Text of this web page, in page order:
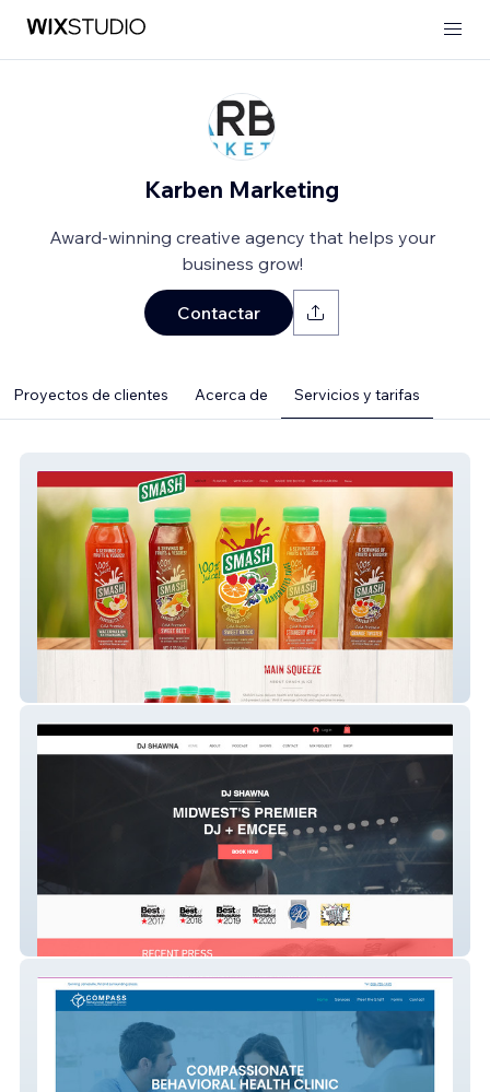
Karben Marketing
Award-winning creative agency that helps your
business grow!
Contactar
Proyectos de clientes Acerca de Servicios y tarifas
djshawna